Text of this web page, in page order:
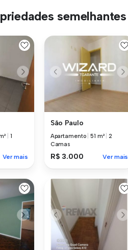
semelhantes
1
Ver mais
São Paulo
Apartamento |51 m² |2
Camas
R$ 3.000 Ver mais